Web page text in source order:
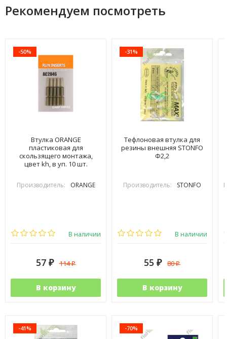
Рекомендуем посмотреть
-50%
Втулка ORANGE
пластиковая для
скользящего монтажа,
цвет kh, в уп. 10 шт.
Производитель: ORANGE
В наличии
57 ₽ 114₽
В корзину
-31%
Тефлоновая втулка для
резины внешняя STONFO
Ф2,2
Производитель: STONFO
В наличии
55 ₽ 80₽
В корзину
-41% -70%